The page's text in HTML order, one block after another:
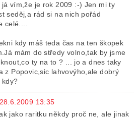
já vím,že je rok 2009 :-) Jen mi ty
seděj,a rád si na nich pořád
celé....
kdy máš teda čas na ten škopek
mám do středy volno,tak by jsme
ty na to ? ... jo a dnes taky
z Popovic,sic lahvovýho,ale dobrý
28.6.2009 13:35
jako raritku někdy proč ne, ale jinak